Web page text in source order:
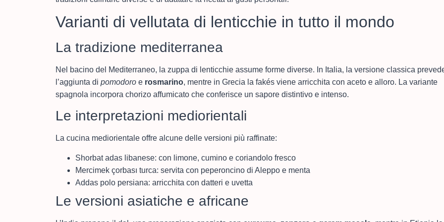
Varianti di vellutata di lenticchie in tutto il mondo
La tradizione mediterranea
Nel bacino del Mediterraneo, la zuppa di lenticchie assume forme diverse. In Italia, la versione classica
l’aggiunta di pomodoro e rosmarino, mentre in Grecia la fakés viene arricchita con aceto e alloro. La variante
spagnola incorpora chorizo affumicato che conferisce un sapore distintivo e intenso.
Le interpretazioni mediorientali
La cucina mediorientale offre alcune delle versioni più raffinate:
Shorbat adas libanese: con limone, cumino e coriandolo fresco
Mercimek çorbası turca: servita con peperoncino di Aleppo e menta
Addas polo persiana: arricchita con datteri e uvetta
Le versioni asiatiche e africane